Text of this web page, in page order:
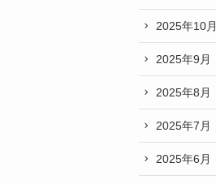
2025年10月
2025年9月
2025年8月
2025年7月
2025年6月